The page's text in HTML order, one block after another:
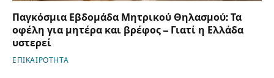
Παγκόσμια Εβδομάδα Μητρικού Θηλασμού: Τα
οφέλη για μητέρα και βρέφος – Γιατί η Ελλάδα
υστερεί
ΕΠΙΚΑΙΡΟΤΗΤΑ